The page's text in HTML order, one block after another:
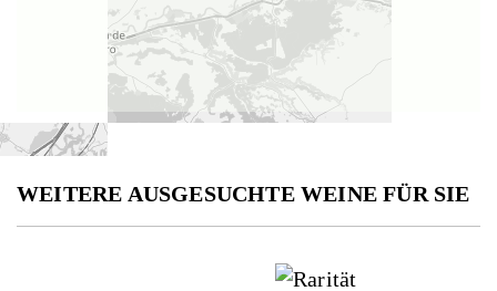
WEITERE AUSGESUCHTE WEINE FÜR SIE